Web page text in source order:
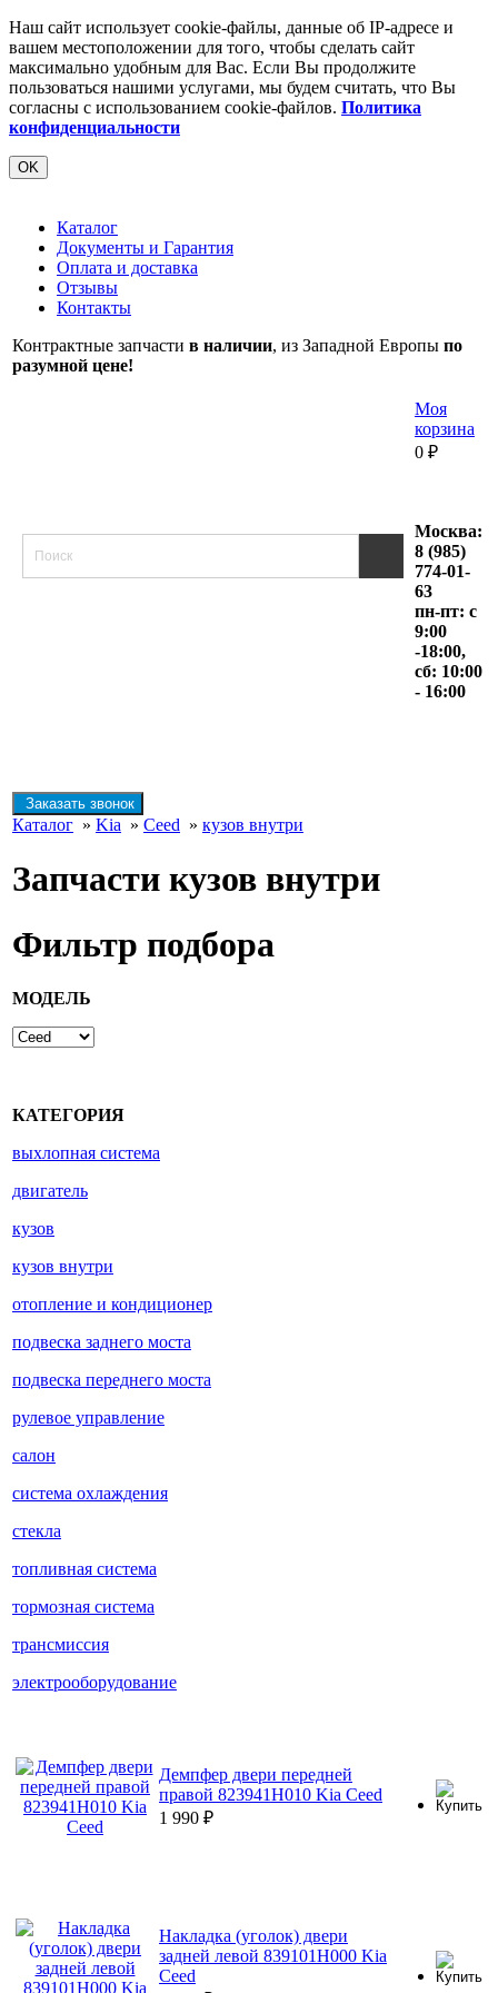
Наш сайт использует cookie-файлы, данные об IP-адресе и
вашем местоположении для того, чтобы сделать сайт
максимально удобным для Вас. Если Вы продолжите
пользоваться нашими услугами, мы будем считать, что Вы
согласны с использованием cookie-файлов. Политика
конфиденциальности
OK
Каталог
Документы и Гарантия
Оплата и доставка
Отзывы
Контакты
Контрактные запчасти в наличии, из Западной Европы по
разумной цене!
Моя
корзина
0 ₽
Москва:
8 (985)
774-01-
63
пн-пт: с
9:00
-18:00,
сб: 10:00
- 16:00
Заказать звонок
Каталог » Kia » Ceed » кузов внутри
Запчасти кузов внутри
Фильтр подбора
МОДЕЛЬ
КАТЕГОРИЯ
выхлопная система
двигатель
кузов
кузов внутри
отопление и кондиционер
подвеска заднего моста
подвеска переднего моста
рулевое управление
салон
система охлаждения
стекла
топливная система
тормозная система
трансмиссия
электрооборудование
Демпфер двери передней
правой 823941H010 Kia Ceed
1 990 ₽
Накладка (уголок) двери
задней левой 839101H000 Kia
Ceed